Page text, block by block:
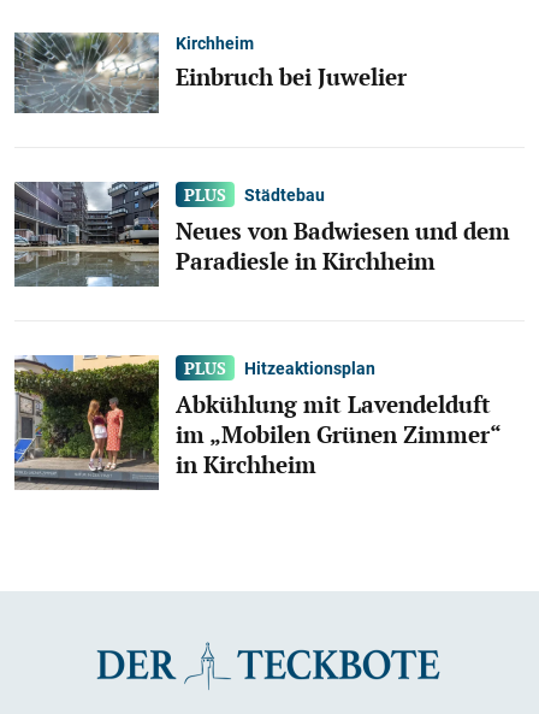
Kirchheim
Einbruch bei Juwelier
Städtebau
Neues von Badwiesen und dem
Paradiesle in Kirchheim
Hitzeaktionsplan
Abkühlung mit Lavendelduft
im „Mobilen Grünen Zimmer“
in Kirchheim